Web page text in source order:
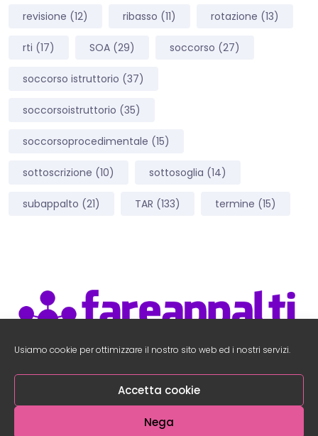
Usiamo cookie per ottimizzare il nostro sito web ed i nostri servizi.
Accetta cookie
Nega
revisione (12) ribasso (11) rotazione (13)
rti (17) SOA (29) soccorso (27)
soccorso istruttorio (37)
soccorsoistruttorio (35)
soccorsoprocedimentale (15)
sottoscrizione (10) sottosoglia (14)
subappalto (21) TAR (133) termine (15)
Accedi Area Utenti–Accedi al Social Network